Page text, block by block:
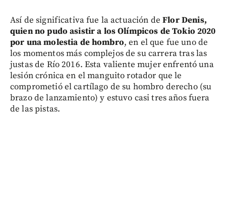
Así de significativa fue la actuación de Flor Denis,
quien no pudo asistir a los Olímpicos de Tokio 2020
por una molestia de hombro, en el que fue uno de
los momentos más complejos de su carrera tras las
justas de Río 2016. Esta valiente mujer enfrentó una
lesión crónica en el manguito rotador que le
comprometió el cartílago de su hombro derecho (su
brazo de lanzamiento) y estuvo casi tres años fuera
de las pistas.